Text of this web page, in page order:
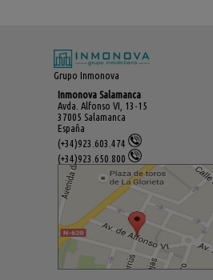
Grupo Inmonova
Inmonova Salamanca
Avda. Alfonso VI, 13-15
37005 Salamanca
España
(+34)923.603.474
(+34)923.650.800